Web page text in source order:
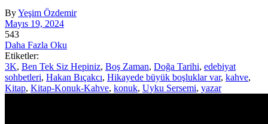
ByYeşim Özdemir
Mayıs 19, 2024
543
Daha Fazla Oku
Etiketler:
3K, Ben Tek Siz Hepiniz, Boş Zaman, Doğa Tarihi, edebiyat
sohbetleri, Hakan Bıçakcı, Hikayede büyük boşluklar var, kahve,
Kitap, Kitap-Konuk-Kahve, konuk, Uyku Sersemi, yazar